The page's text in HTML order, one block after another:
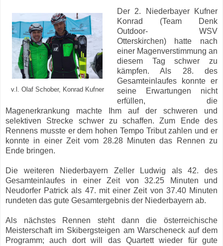
v.l. Olaf Schober, Konrad Kufner
Der 2. Niederbayer Kufner
Konrad (Team Denk
Outdoor- WSV
Otterskirchen) hatte nach
einer Magenverstimmung an
diesem Tag schwer zu
kämpfen. Als 28. des
Gesamteinlaufes konnte er
seine Erwartungen nicht
erfüllen, die
Magenerkrankung machte Ihm auf der schweren und
selektiven Strecke schwer zu schaffen. Zum Ende des
Rennens musste er dem hohen Tempo Tribut zahlen und er
konnte in einer Zeit vom 28.28 Minuten das Rennen zu
Ende bringen.
Die weiteren Niederbayern Zeller Ludwig als 42. des
Gesamteinlaufes in einer Zeit von 32.25 Minuten und
Neudorfer Patrick als 47. mit einer Zeit von 37.40 Minuten
rundeten das gute Gesamtergebnis der Niederbayern ab.
Als nächstes Rennen steht dann die österreichische
Meisterschaft im Skibergsteigen am Warscheneck auf dem
Programm; auch dort will das Quartett wieder für gute